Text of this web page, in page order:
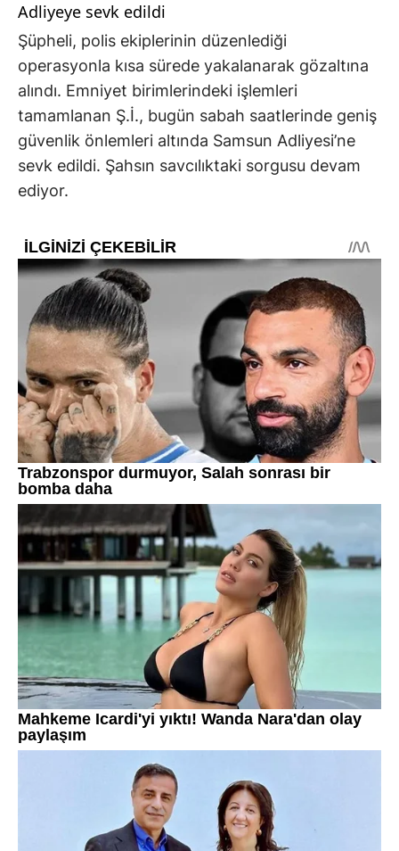
Adliyeye sevk edildi
Şüpheli, polis ekiplerinin düzenlediği
operasyonla kısa sürede yakalanarak gözaltına
alındı. Emniyet birimlerindeki işlemleri
tamamlanan Ş.İ., bugün sabah saatlerinde geniş
güvenlik önlemleri altında Samsun Adliyesi’ne
sevk edildi. Şahsın savcılıktaki sorgusu devam
ediyor.